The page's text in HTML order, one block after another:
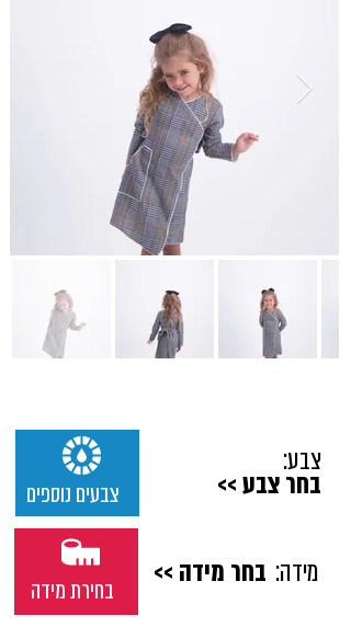
בחר צבע >>
צבע:
צבעים נוספים
בחירת מידה בחר מידה >> מידה: